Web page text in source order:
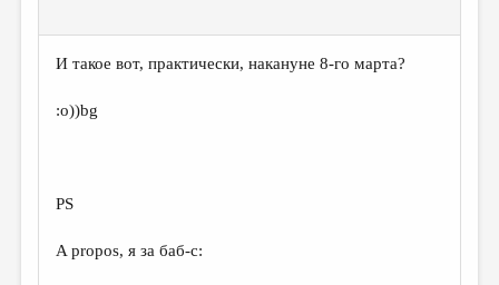
ЦИКЛЫ ПУБЛИКАЦИЙ
И такое вот, практически, накануне 8-го марта?
:о))bg
PS
A propos, я за баб-с: